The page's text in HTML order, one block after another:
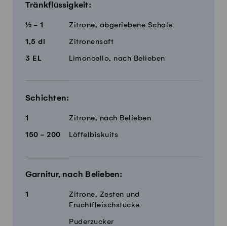
Tränkflüssigkeit:
½ - 1 Zitrone, abgeriebene Schale
1,5 dl Zitronensaft
3 EL Limoncello, nach Belieben
Schichten:
1 Zitrone, nach Belieben
150 - 200 Löffelbiskuits
Garnitur, nach Belieben:
1
Zitrone, Zesten und
Fruchtfleischstücke
Puderzucker